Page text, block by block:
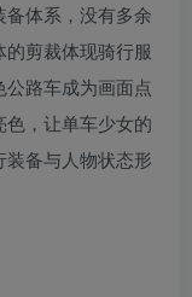
体系，没有多余
剪裁体现骑行服
路车成为画面点
，让单车少女的
备与人物状态形